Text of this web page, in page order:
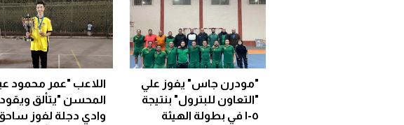
"مودرن جاس" يفوز علي
"التعاون للبترول" بنتيجة
٥-١ في بطولة الهيئة
اللاعب "عمر محمود
المحسن "يتألق ويقود
وادي دجلة لفوز